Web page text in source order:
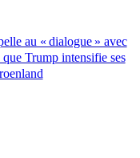
au « dialogue » avec
Trump intensifie ses